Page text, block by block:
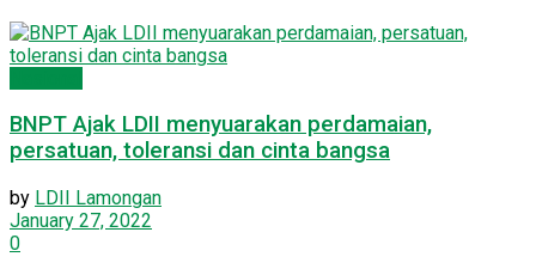
BNPT Ajak LDII menyuarakan perdamaian,
persatuan, toleransi dan cinta bangsa
by LDII Lamongan
January 27, 2022
0